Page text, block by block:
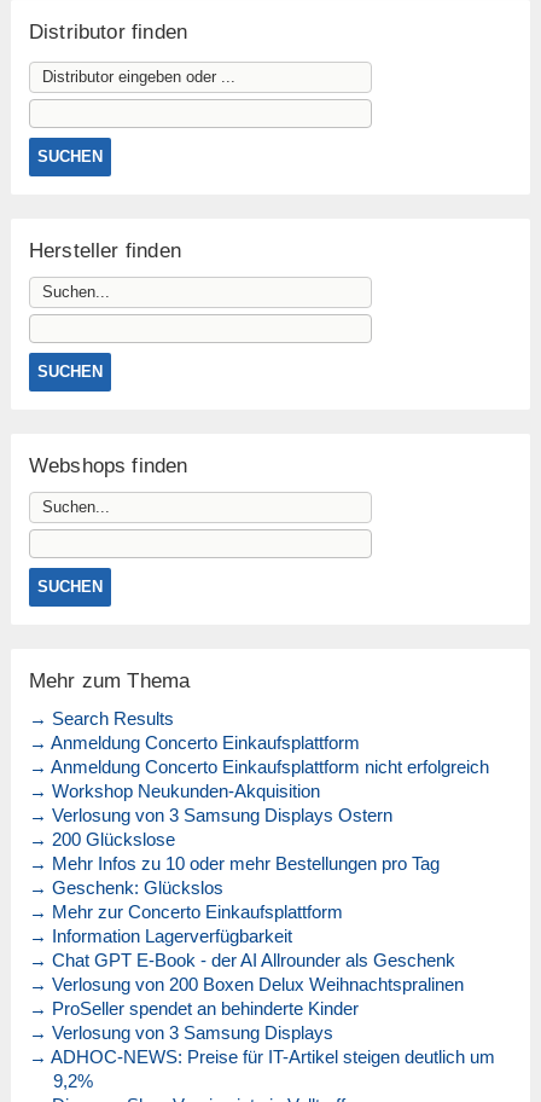
Distributor finden
Hersteller finden
Webshops finden
Mehr zum Thema
→ Search Results
→ Anmeldung Concerto Einkaufsplattform
→ Anmeldung Concerto Einkaufsplattform nicht erfolgreich
→ Workshop Neukunden-Akquisition
→ Verlosung von 3 Samsung Displays Ostern
→ 200 Glückslose
→ Mehr Infos zu 10 oder mehr Bestellungen pro Tag
→ Geschenk: Glückslos
→ Mehr zur Concerto Einkaufsplattform
→ Information Lagerverfügbarkeit
→ Chat GPT E-Book - der AI Allrounder als Geschenk
→ Verlosung von 200 Boxen Delux Weihnachtspralinen
→ ProSeller spendet an behinderte Kinder
→ Verlosung von 3 Samsung Displays
→ ADHOC-NEWS: Preise für IT-Artikel steigen deutlich um
9,2%